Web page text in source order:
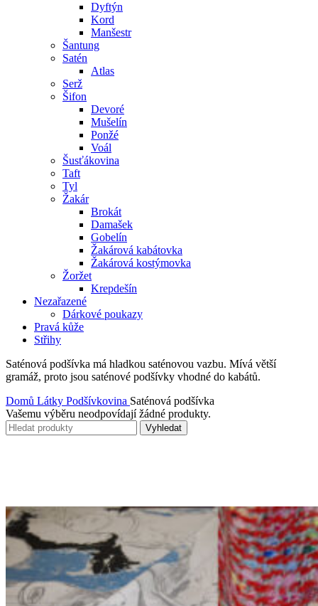
Dyftýn
Kord
Manšestr
Šantung
Satén
Atlas
Serž
Šifon
Devoré
Mušelín
Ponžé
Voál
Šusťákovina
Taft
Tyl
Žakár
Brokát
Damašek
Gobelín
Žakárová kabátovka
Žakárová kostýmovka
Žoržet
Krepdešín
Nezařazené
Dárkové poukazy
Pravá kůže
Střihy
Saténová podšívka má hladkou saténovou vazbu. Mívá větší
gramáž, proto jsou saténové podšívky vhodné do kabátů.
Domů Látky Podšívkovina Saténová podšívka
Vašemu výběru neodpovídají žádné produkty.
Vyhledat